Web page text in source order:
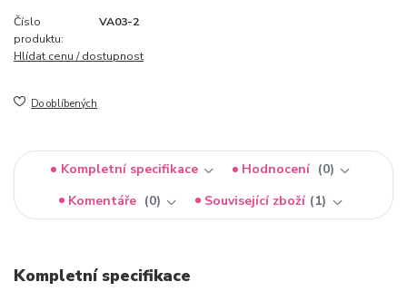
Číslo
produktu:
VA03-2
Hlídat cenu / dostupnost
Do oblíbených
Kompletní specifikace Hodnocení
0
Komentáře
0 Související zboží 1
Kompletní specifikace